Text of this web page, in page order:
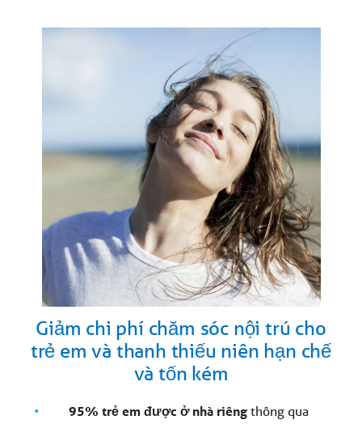
Giảm chi phí chăm sóc nội trú cho
trẻ em và thanh thiếu niên hạn chế
và tốn kém
95% trẻ emđược ở nhà riêngthông qua